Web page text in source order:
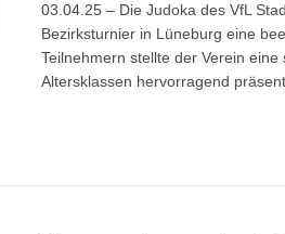
03.04.25 – Die Judoka des VfL
Bezirksturnier in Lüneburg eine
Teilnehmern stellte der Verein
Altersklassen hervorragend